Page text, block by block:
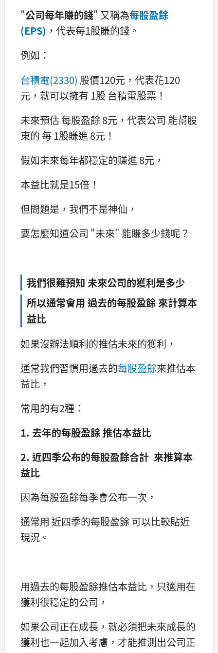
"公司每年賺的錢" 又稱為每股盈餘
(EPS) ，代表每1股賺的錢。
例如：
台積電(2330) 股價120元，代表花120
元，就可以擁有 1股 台積電股票！
未來預估 每股盈餘 8元，代表公司 能幫股
東的 每 1股賺進 8元！
假如未來每年都穩定的賺進 8元，
本益比就是15倍！
但問題是，我們不是神仙，
要怎麼知道公司 "未來" 能賺多少錢呢？
我們很難預知 未來公司的獲利是多少
所以通常會用 過去的每股盈餘 來計算本
益比
如果沒辦法順利的推估未來的獲利，
通常我們習慣用過去的每股盈餘來推估本
益比，
常用的有2種：
1. 去年的每股盈餘 推估本益比
2. 近四季公布的每股盈餘合計 來推算本
益比
因為每股盈餘每季會公布一次，
通常用 近四季的每股盈餘 可以比較貼近
現況。
用過去的每股盈餘推估本益比，只適用在
獲利很穩定的公司，
如果公司正在成長，就必須把未來成長的
獲利也一起加入考慮，才能推測出公司正